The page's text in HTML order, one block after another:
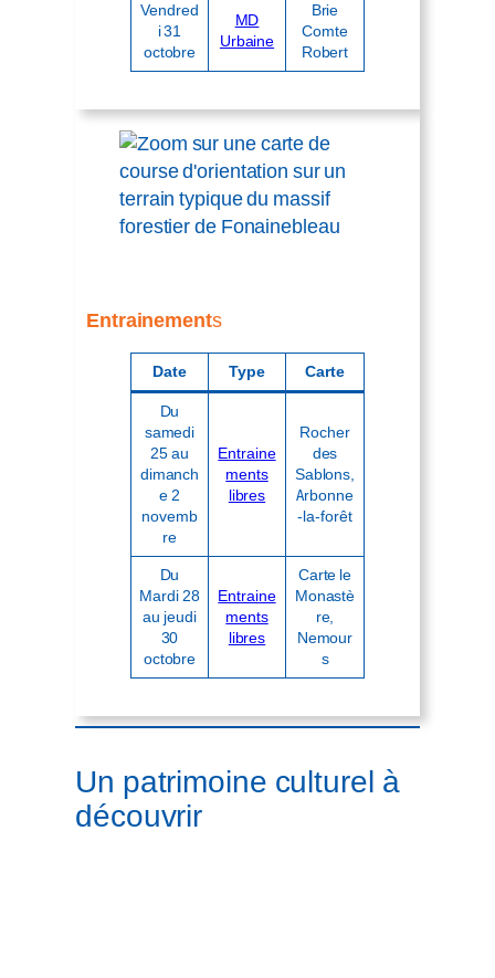
Vendred
i 31
octobre
MD
Urbaine
Brie
Comte
Robert
Entrainements
Date Type Carte
Du
samedi
25 au
dimanch
e 2
novemb
re
Entraine
ments
libres
Rocher
des
Sablons,
Arbonne
-la-forêt
Du
Mardi 28
au jeudi
30
octobre
Entraine
ments
libres
Carte le
Monastè
re,
Nemour
s
Un patrimoine culturel à
découvrir